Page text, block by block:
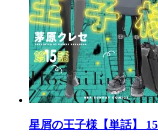
星屑の王子様【単話】 15